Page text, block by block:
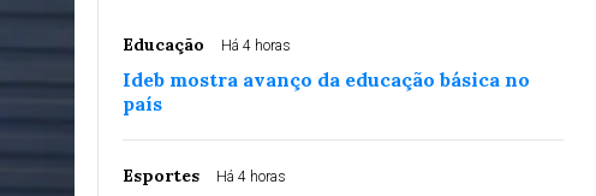
Educação Há 4 horas
Ideb mostra avanço da educação básica no
país
Esportes Há 4 horas